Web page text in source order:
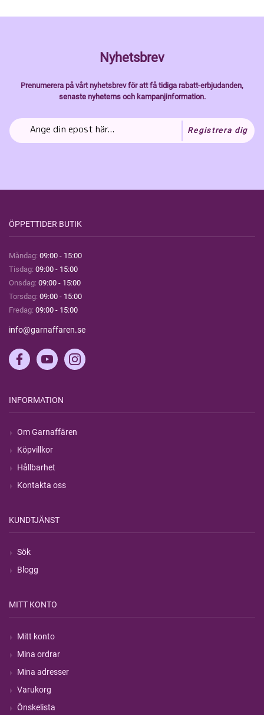
Nyhetsbrev
Prenumerera på vårt nyhetsbrev för att få tidiga rabatt-erbjudanden,
senaste nyheterns och kampanjinformation.
Registrera dig
ÖPPETTIDER BUTIK
Måndag: 09:00 - 15:00
Tisdag: 09:00 - 15:00
Onsdag: 09:00 - 15:00
Torsdag: 09:00 - 15:00
Fredag: 09:00 - 15:00
info@garnaffaren.se
INFORMATION
Om Garnaffären
Köpvillkor
Hållbarhet
Kontakta oss
KUNDTJÄNST
Sök
Blogg
MITT KONTO
Mitt konto
Mina ordrar
Mina adresser
Varukorg
Önskelista